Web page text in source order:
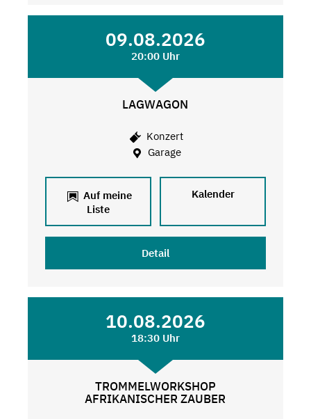
09.08.2026
20:00 Uhr
LAGWAGON
Konzert
Garage
Auf meine
Liste
Kalender
Detail
10.08.2026
18:30 Uhr
TROMMELWORKSHOP
AFRIKANISCHER ZAUBER